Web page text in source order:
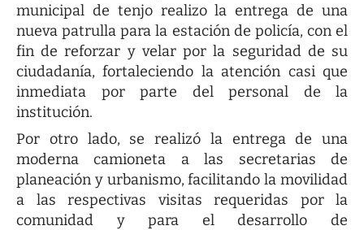
municipal de tenjo realizo la entrega de una
nueva patrulla para la estación de policía, con el
fin de reforzar y velar por la seguridad de su
ciudadanía, fortaleciendo la atención casi que
inmediata por parte del personal de la
institución.
Por otro lado, se realizó la entrega de una
moderna camioneta a las secretarias de
planeación y urbanismo, facilitando la movilidad
a las respectivas visitas requeridas por la
comunidad y para el desarrollo de